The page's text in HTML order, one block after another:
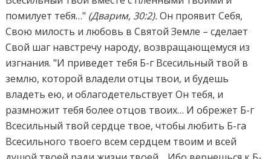
помилует тебя…" (Дварим, 30:2).Он проявит Себя,
Свою милость и любовь в Святой Земле – сделает
Свой шаг навстречу народу, возвращающемуся из
изгнания. "И приведет тебя Б-г Всесильный твой в
землю, которой владели отцы твои, и будешь
владеть ею, и облагодетельствует Он тебя, и
размножит тебя более отцов твоих… И обрежет Б-г
Всесильный твой сердце твое, чтобы любить Б-га
Всесильного твоего всем сердцем твоим и всей